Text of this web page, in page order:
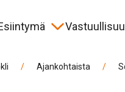
Aikajana
More than
/ Ajankohtaista /